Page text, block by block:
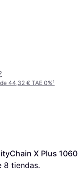
44,32 € TAE 0%¹
X Plus 1060
8 tiendas.